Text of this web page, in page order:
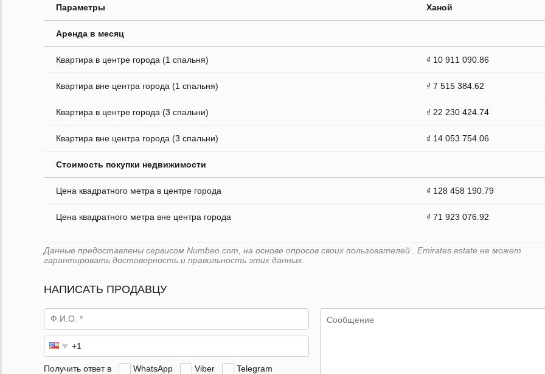
Параметры Ханой
Аренда в месяц
Квартира в центре города (1 спальня) ₫ 10 911 090.86
Квартира вне центра города (1 спальня) ₫ 7 515 384.62
Квартира в центре города (3 спальни) ₫ 22 230 424.74
Квартира вне центра города (3 спальни) ₫ 14 053 754.06
Стоимость покупки недвижимости
Цена квадратного метра в центре города ₫ 128 458 190.79
Цена квадратного метра вне центра города ₫ 71 923 076.92
Данные предоставлены сервисом Numbeo.com, на основе опросов своих пользователей . Emirates.estate не может
гарантировать достоверность и правильность этих данных.
НАПИСАТЬ ПРОДАВЦУ
Получить ответ в WhatsApp Viber Telegram